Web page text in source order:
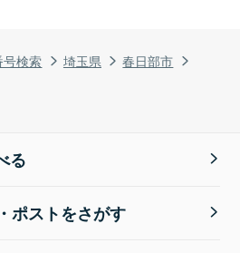
検索 埼玉県
春日部市
る
ポストをさがす